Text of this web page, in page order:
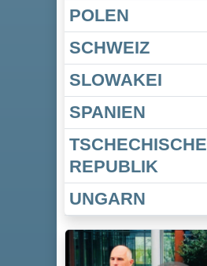
POLEN
SCHWEIZ
SLOWAKEI
SPANIEN
TSCHECHISCHE
REPUBLIK
UNGARN